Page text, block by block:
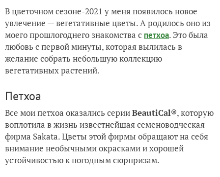
В цветочном сезоне-2021 у меня появилось новое
увлечение — вегетативные цветы. А родилось оно из
моего прошлогоднего знакомства с петхоа. Это была
любовь с первой минуты, которая вылилась в
желание собрать небольшую коллекцию
вегетативных растений.
Петхоа
Все мои петхоа оказались серииBeautiCal®, которую
воплотила в жизнь известнейшая семеноводческая
фирма Sakata. Цветы этой фирмы обращают на себя
внимание необычными окрасками и хорошей
устойчивостью к погодным сюрпризам.